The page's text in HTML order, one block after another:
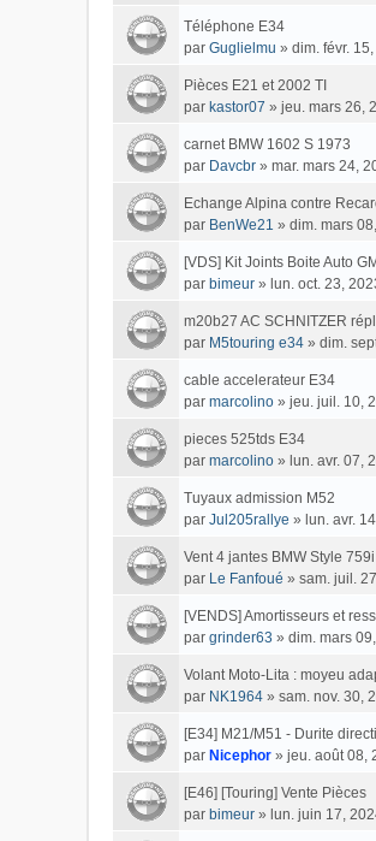
Téléphone E34
par Guglielmu » dim. févr.
Pièces E21 et 2002 TI
par kastor07 » jeu. mars 26,
carnet BMW 1602 S 1973
par Davcbr » mar. mars 24,
Echange Alpina contre
par BenWe21 » dim. mars
[VDS] Kit Joints Boite Auto
par bimeur » lun. oct. 23,
m20b27 AC SCHNITZER
par M5touring e34 » dim.
cable accelerateur E34
par marcolino » jeu. juil. 10,
pieces 525tds E34
par marcolino » lun. avr. 07,
Tuyaux admission M52
par Jul205rallye » lun. avr.
Vent 4 jantes BMW Style
par Le Fanfoué » sam. juil.
[VENDS] Amortisseurs et
par grinder63 » dim. mars
Volant Moto-Lita : moyeu
par NK1964 » sam. nov. 30,
[E34] M21/M51 - Durite
par Nicephor » jeu. août 08,
[E46] [Touring] Vente Pièces
par bimeur » lun. juin 17,